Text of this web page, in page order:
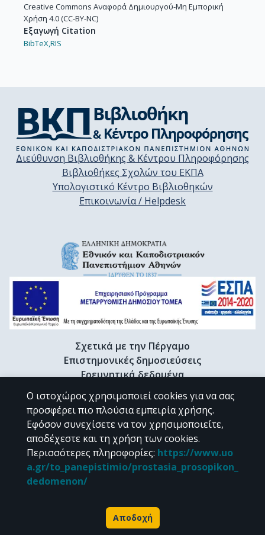
Creative Commons Αναφορά Δημιουργού-Μη Εμπορική
Χρήση 4.0 (CC-BY-NC)
Εξαγωγή Citation
BibTeX,RIS
Διεύθυνση Βιβλιοθήκης & Κέντρου Πληροφόρησης
Βιβλιοθήκες Σχολών του ΕΚΠΑ
Υπολογιστικό Κέντρο Βιβλιοθηκών
Επικοινωνία / Helpdesk
Σχετικά με την Πέργαμο
Επιστημονικές δημοσιεύσεις
Ερευνητικά δεδομένα
Διδακτορικές διατριβές & Γκρίζα βιβλιογραφία
Προφίλ Ερευνητή
CC BY-NC 4.0
Εκτός αν αναφέρεται διαφορετικά, το υλικό της "Περγάμου" διατίθεται
Powered by
Ο ιστοχώρος χρησιμοποιεί cookies για να σας
προσφέρει πιο πλούσια εμπειρία χρήσης.
Εφόσον συνεχίσετε να τον χρησιμοποιείτε,
αποδέχεστε και τη χρήση των cookies.
Περισσότερες πληροφορίες: https://www.uo
a.gr/to_panepistimio/prostasia_prosopikon_
dedomenon/
Αποδοχή